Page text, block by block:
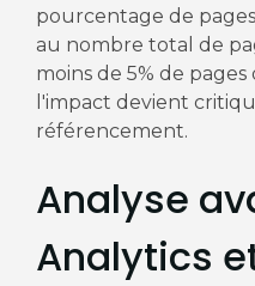
pourcentage de
au nombre total de
moins de 5% de
l'impact devient
référencement.
Analyse
Analytics